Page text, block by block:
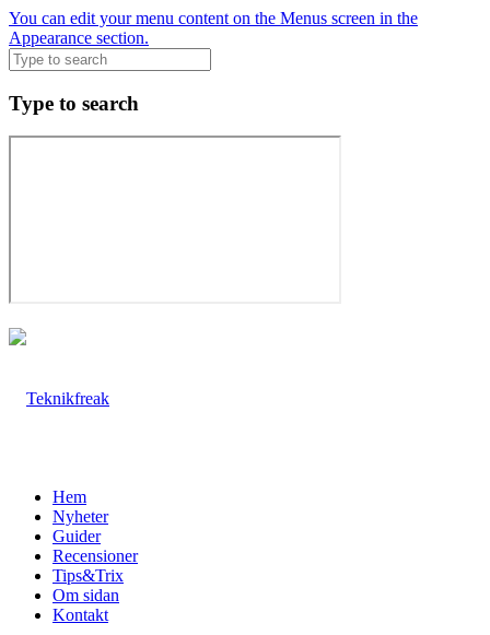
You can edit your menu content on the Menus screen in the
Appearance section.
Type to search
Hem
Nyheter
Guider
Recensioner
Tips&Trix
Om sidan
Kontakt